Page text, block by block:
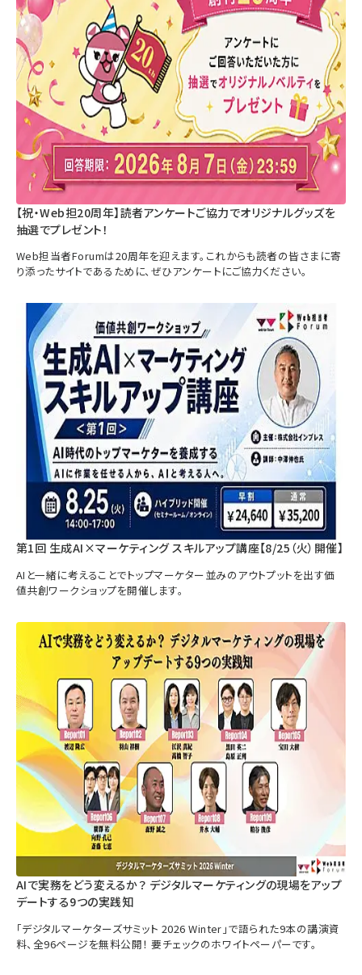
【祝・Web担20周年】読者アンケートご協力でオリジナルグッズを
抽選でプレゼント！
Web担当者Forumは20周年を迎えます。これからも読者の皆さまに寄
り添ったサイトであるために、ぜひアンケートにご協力ください。
第1回 生成AI×マーケティング スキルアップ講座【8/25（火）開催】
AIと一緒に考えることでトップマーケター並みのアウトプットを出す価
値共創ワークショップを開催します。
AIで実務をどう変えるか？ デジタルマーケティングの現場をアップ
デートする9つの実践知
「デジタルマーケターズサミット 2026 Winter」で語られた9本の講演資
料、全96ページを無料公開！ 要チェックのホワイトペーパーです。